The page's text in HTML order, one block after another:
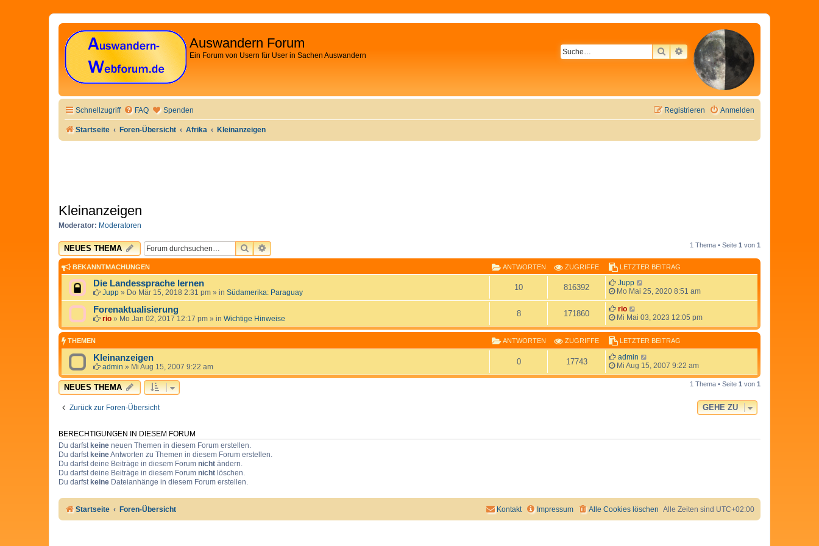
Auswandern Forum
Ein Forum von Usern für User in Sachen Auswandern SUCHEERWEITERTE SUCHE
Schnellzugriff FAQ Spenden Anmelden
Registrieren
Startseite Foren-Übersicht Afrika Kleinanzeigen
Kleinanzeigen
Moderator: Moderatoren
NEUES THEMA SUCHEERWEITERTE SUCHE 1 Thema • Seite 1 von 1
BEKANNTMACHUNGEN ANTWORTEN ZUGRIFFE LETZTER BEITRAG
Die Landessprache lernen
Jupp » Do Mär 15, 2018 2:31 pm » in Südamerika: Paraguay
10 816392
Jupp
Mo Mai 25, 2020 8:51 am
Forenaktualisierung
rio » Mo Jan 02, 2017 12:17 pm » in Wichtige Hinweise
8 171860
rio
Mi Mai 03, 2023 12:05 pm
THEMEN ANTWORTEN ZUGRIFFE LETZTER BEITRAG
Kleinanzeigen
admin » Mi Aug 15, 2007 9:22 am
0 17743
admin
Mi Aug 15, 2007 9:22 am
NEUES THEMA 1 Thema • Seite 1 von 1
Zurück zur Foren-Übersicht GEHE ZU
BERECHTIGUNGEN IN DIESEM FORUM
Du darfstkeine neuen Themen in diesem Forum erstellen.
Du darfstkeineAntworten zu Themen in diesem Forum erstellen.
Du darfst deine Beiträge in diesem Forum nicht ändern.
Du darfst deine Beiträge in diesem Forum nicht löschen.
Du darfstkeine Dateianhänge in diesem Forum erstellen.
Startseite Foren-Übersicht Alle Zeiten sind UTC+02:00
Alle Cookies löschen
Impressum
Kontakt